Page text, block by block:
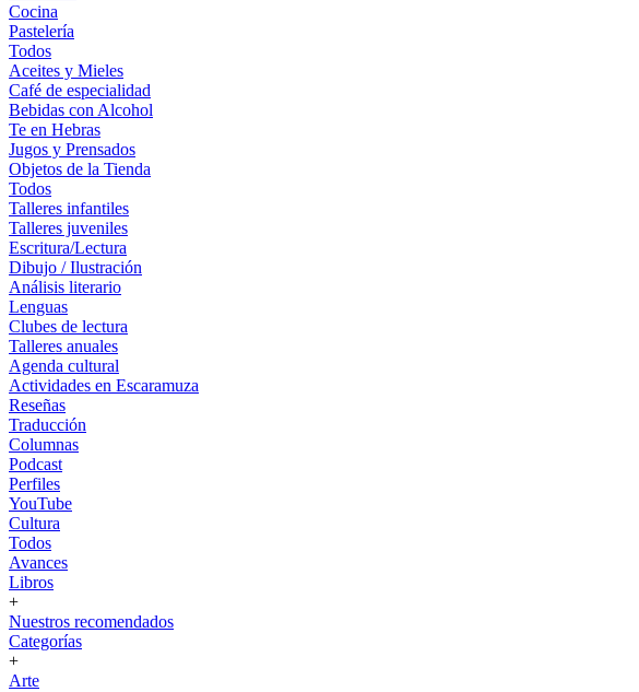
Cocina
Pastelería
Todos
Aceites y Mieles
Café de especialidad
Bebidas con Alcohol
Te en Hebras
Jugos y Prensados
Objetos de la Tienda
Todos
Talleres infantiles
Talleres juveniles
Escritura/Lectura
Dibujo / Ilustración
Análisis literario
Lenguas
Clubes de lectura
Talleres anuales
Agenda cultural
Actividades en Escaramuza
Reseñas
Traducción
Columnas
Podcast
Perfiles
YouTube
Cultura
Todos
Avances
Libros
+
Nuestros recomendados
Categorías
+
Arte